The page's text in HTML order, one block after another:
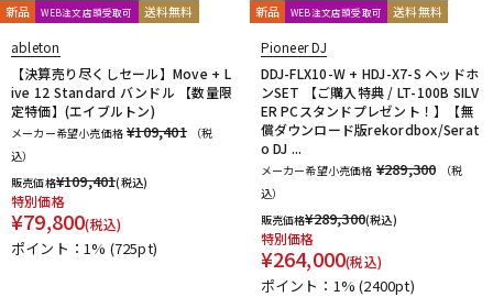
新品 WEB注文店頭受取可 送料無料
ableton
【決算売り尽くしセール】Move + L
ive 12 Standard バンドル 【数量限
定特価】(エイブルトン)
メーカー希望小売価格 ¥109,401
（税
込）
販売価格¥109,401(税込)
特別価格
¥79,800(税込)
ポイント：1% (725pt)
新品 WEB注文店頭受取可 送料無料
Pioneer DJ
DDJ-FLX10-W + HDJ-X7-S ヘッドホ
ンSET 【ご購入特典 / LT-100B SILV
ER PCスタンドプレゼント！】【無
償ダウンロード版rekordbox/Serat
o DJ ...
メーカー希望小売価格 ¥289,300
（税
込）
販売価格¥289,300(税込)
特別価格
¥264,000(税込)
ポイント：1%(2400pt)